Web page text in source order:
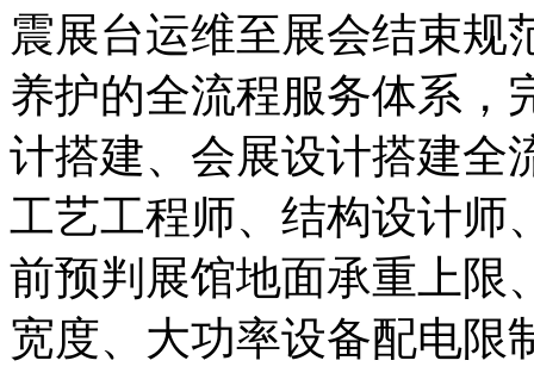
震展台运维至展会结束规
养护的全流程服务体系，
计搭建、会展设计搭建全
工艺工程师、结构设计师
前预判展馆地面承重上限
宽度、大功率设备配电限